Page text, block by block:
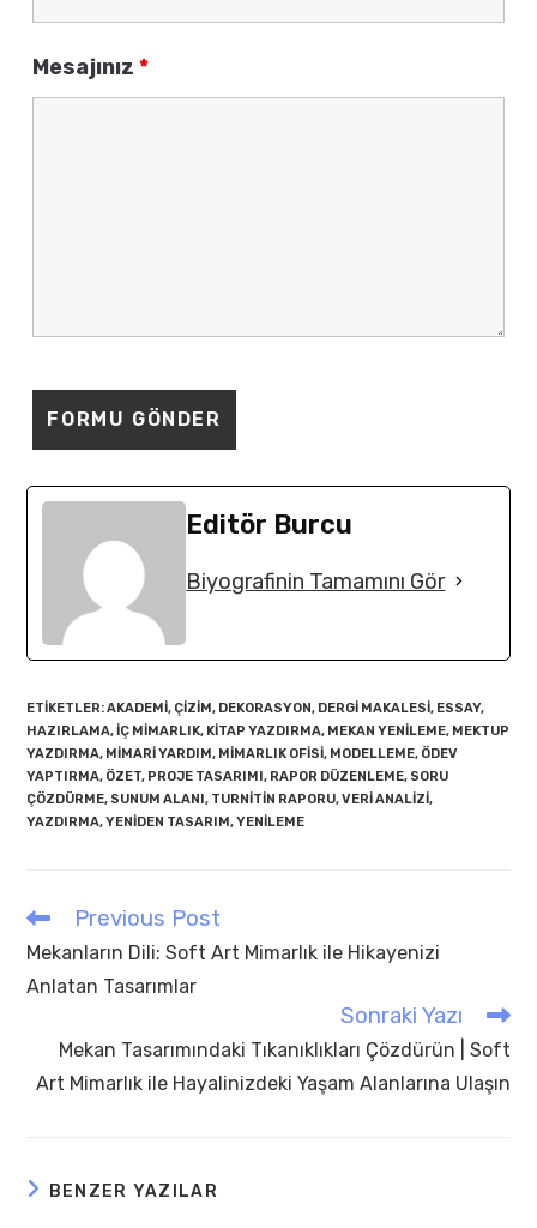
Mesajınız*
Editör Burcu
Biyografinin Tamamını Gör
ETIKETLER:AKADEMI, ÇIZIM, DEKORASYON, DERGI MAKALESI, ESSAY,
HAZIRLAMA,IÇ MIMARLIK, KITAP YAZDIRMA, MEKAN YENILEME, MEKTUP
YAZDIRMA, MIMARI YARDIM, MIMARLIK OFISI, MODELLEME, ÖDEV
YAPTIRMA, ÖZET, PROJE TASARIMI, RAPOR DÜZENLEME, SORU
ÇÖZDÜRME, SUNUM ALANI, TURNITIN RAPORU,VERI ANALIZI,
YAZDIRMA,YENIDEN TASARIM,YENILEME
Read
articles
Previous Post
Mekanların Dili: Soft Art Mimarlık ile Hikayenizi
Anlatan Tasarımlar
Sonraki Yazı
Mekan Tasarımındaki Tıkanıklıkları Çözdürün | Soft
Art Mimarlık ile Hayalinizdeki Yaşam Alanlarına Ulaşın
BENZER YAZILAR